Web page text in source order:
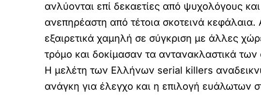
ανλύονται επί δεκαετίες από ψυχολόγους
ανεπηρέαστη από τέτοια σκοτεινά
εξαιρετικά χαμηλή σε σύγκριση με άλλες
τρόμο και δοκίμασαν τα αντανακλαστικά
Η μελέτη των Ελλήνων serial killers
ανάγκη για έλεγχο και η επιλογή ευάλωτων